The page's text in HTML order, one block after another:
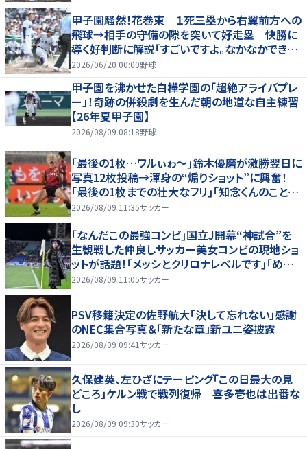
甲子園騒然！花巻東 １死三塁から右翼前方への
飛球→相手の守備の隙を突いて好走塁 快勝に
導く好判断に解説「すごいですよ。なかなかできな
いプレー」
2026/06/20 00:00野球
甲子園を沸かせた白樺学園の「超絶アライバプレ
ー」！奇跡の併殺劇を生んだ朝の地道な自主練習
【26年夏甲子園】
2026/08/09 08:18野球
｢最後の1枚…ワルぃゎ〜｣鈴木優磨が激勝翌日に
写真12枚投稿→渾身の“煽りショット”に興奮！
｢最後の1枚までの壮大なフリ｣｢知念くんのことど
んだけ好きなんよｗ｣
2026/08/09 11:35サッカー
｢なんだこの最強コンビ｣国立J開幕“神試合”を
生観戦した仲良しサッカー美女コンビの現地ショ
ットが話題！｢メッシとクリロナレベルです｣｢めちゃ
くちゃ可愛い｣
2026/08/09 11:05サッカー
PSV移籍決定の佐野航大「決して忘れない」感謝
のNEC集合写真＆「新たな章」新ユニ姿披露
2026/08/09 09:41サッカー
久保建英、左ひざにテーピング「この日最大の見
どころ」ケルン戦で戦列復帰 喜多壱也は出番な
し
2026/08/09 09:30サッカー